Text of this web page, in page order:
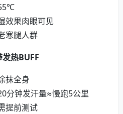
效果肉眼可见
寒腿人群
热BUFF
抹全身
分钟发汗量≈慢跑5公里
提前测试